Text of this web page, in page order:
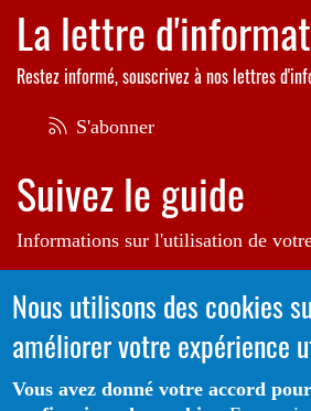
La lettre
Restez informé, souscrivez à nos lettres
S'abonner
Suivez le guide
Informations sur l'utilisation de
Voir le guide
Autrice de l'illustration en bannière:
Nous utilisons des cookies
améliorer votre expérience
Vous avez donné votre accord